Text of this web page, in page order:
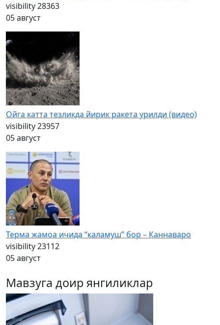
visibility28363
05 август
Ойга катта тезликда йирик ракета урилди (видео)
visibility23957
05 август
Терма жамоа ичида “каламуш” бор – Каннаваро
visibility23112
05 август
Мавзуга доир янгиликлар